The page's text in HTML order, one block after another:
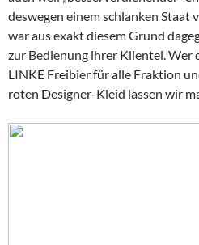
deswegen einem schlanken
war aus exakt diesem Grund
zur Bedienung ihrer Klientel. Wer
LINKE Freibier für alle Fraktion
roten Designer-Kleid lassen wir